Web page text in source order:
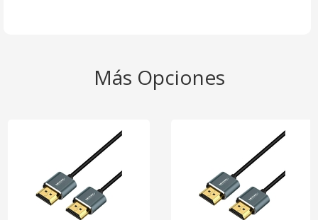
Más Opciones